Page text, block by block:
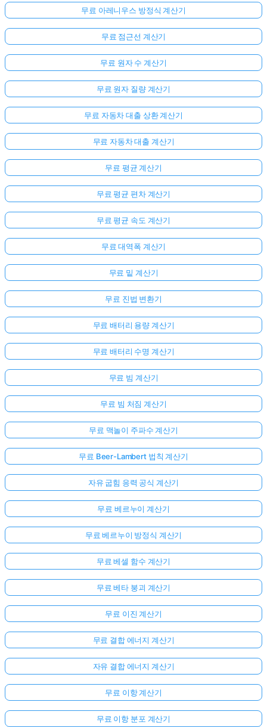
무료 아레니우스 방정식 계산기
무료 점근선 계산기
무료 원자 수 계산기
무료 원자 질량 계산기
무료 자동차 대출 상환 계산기
무료 자동차 대출 계산기
무료 평균 계산기
무료 평균 편차 계산기
무료 평균 속도 계산기
무료 대역폭 계산기
무료 밑 계산기
무료 진법 변환기
무료 배터리 용량 계산기
무료 배터리 수명 계산기
무료 빔 계산기
무료 빔 처짐 계산기
무료 맥놀이 주파수 계산기
무료 Beer-Lambert 법칙 계산기
자유 굽힘 응력 공식 계산기
무료 베르누이 계산기
무료 베르누이 방정식 계산기
무료 베셀 함수 계산기
무료 베타 붕괴 계산기
무료 이진 계산기
무료 결합 에너지 계산기
자유 결합 에너지 계산기
무료 이항 계산기
무료 이항 분포 계산기